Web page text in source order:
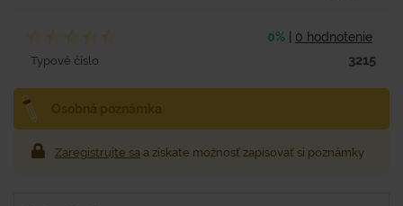
0% 0 hodnotenie
Typové číslo 3215
Zaregistrujte sa a získate možnosť zapisovať si poznámky